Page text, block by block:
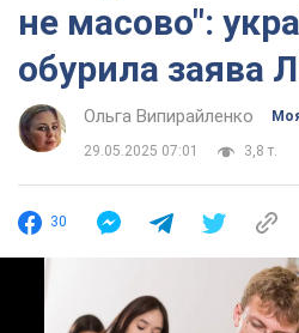
не масово":
обурила заява
Ольга Випирайленко
29.05.2025 07:01 3,8 т.
30